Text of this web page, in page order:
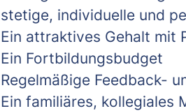
stetige, individuelle und
Ein attraktives Gehalt mit
Ein Fortbildungsbudget
Regelmäßige Feedback-
Ein familiäres, kollegiales